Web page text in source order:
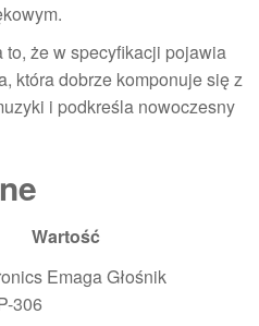
to, że w specyfikacji pojawia
która dobrze komponuje się z
i podkreśla nowoczesny
Wartość
Emaga Głośnik
306